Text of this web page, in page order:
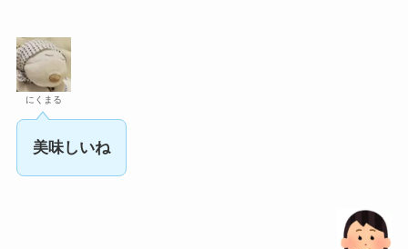
にくまる
美味しいね